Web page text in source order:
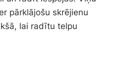
pārklājošu skrējienu
lai radītu telpu